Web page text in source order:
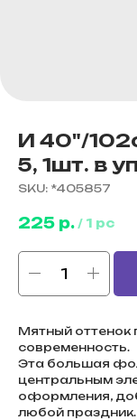
И 40"/
5, 1шт. в
SKU: *405857
225 р. / 1 pc
Мятный оттенок
современность.
Эта большая
центральным
оформления,
любой